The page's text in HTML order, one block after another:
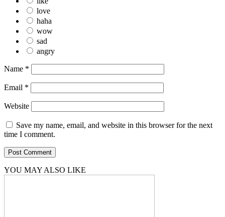
love
haha
wow
sad
angry
Name *
Email *
Website
Save my name, email, and website in this browser for the next
time I comment.
YOU MAY ALSO LIKE